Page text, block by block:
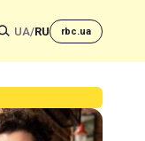
UA/RU rbc.ua